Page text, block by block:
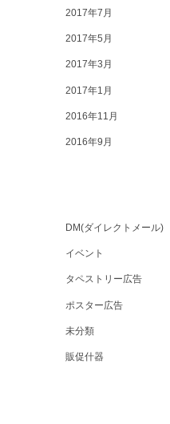
2017年7月
2017年5月
2017年3月
2017年1月
2016年11月
2016年9月
DM(ダイレクトメール)
イベント
タペストリー広告
ポスター広告
未分類
販促什器